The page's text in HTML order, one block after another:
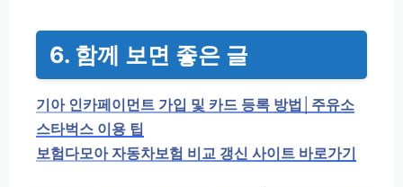
6. 함께 보면 좋은 글
기아 인카페이먼트 가입 및 카드 등록 방법│주유소
스타벅스 이용 팁
보험다모아 자동차보험 비교 갱신 사이트 바로가기